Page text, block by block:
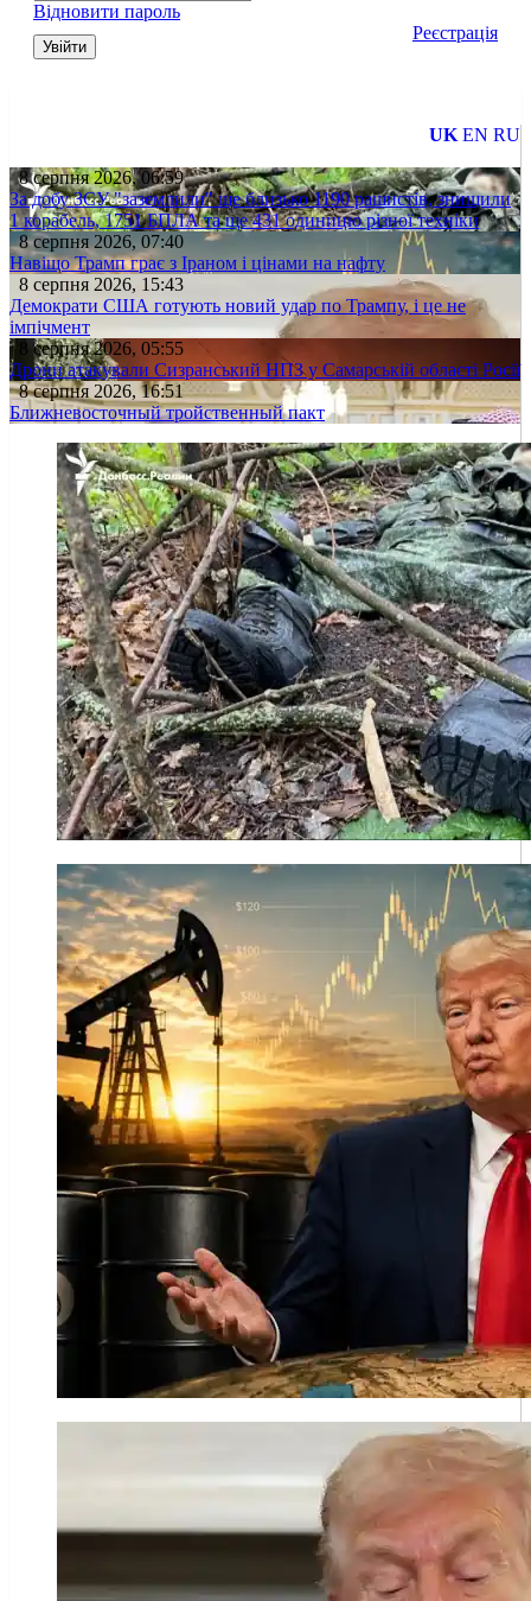
Відновити пароль
Увійти
Реєстрація
UK EN RU
8 серпня 2026, 06:59
За добу ЗСУ "заземлили" ще близько 1190 рашистів, знищили
1 корабель, 1751 БПЛА та ще 431 одиницю різної техніки
8 серпня 2026, 07:40
Навіщо Трамп грає з Іраном і цінами на нафту
8 серпня 2026, 15:43
Демократи США готують новий удар по Трампу, і це не
імпічмент
8 серпня 2026, 05:55
Дрони атакували Сизранський НПЗ у Самарській області Росії
8 серпня 2026, 16:51
Ближневосточный тройственный пакт